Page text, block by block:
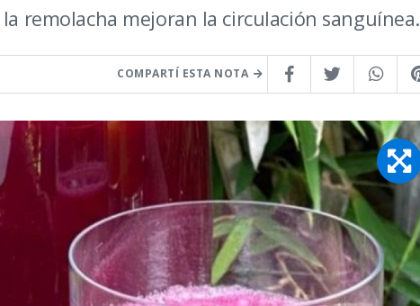
remolacha mejoran la circulación sanguínea.
COMPARTÍ ESTA NOTA